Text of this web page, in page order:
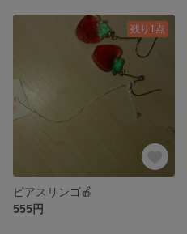
残り1点
ピアスリンゴ🍎
555円